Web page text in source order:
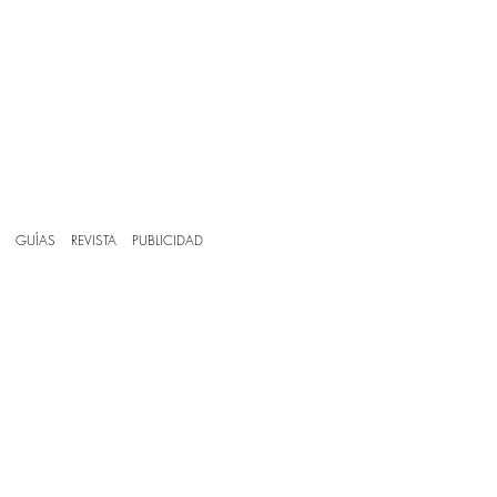
GUÍAS REVISTA PUBLICIDAD